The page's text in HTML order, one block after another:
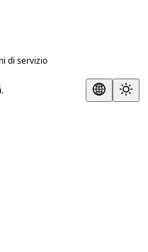
di servizio